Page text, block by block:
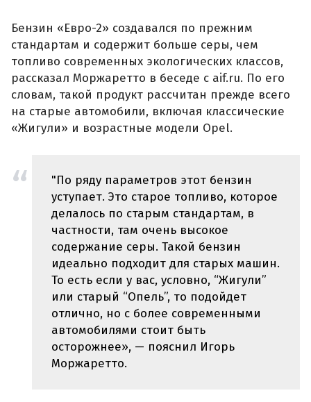
Бензин «Евро-2» создавался по прежним
стандартам и содержит больше серы, чем
топливо современных экологических классов,
рассказал Моржаретто в беседе с aif.ru. По его
словам, такой продукт рассчитан прежде всего
на старые автомобили, включая классические
«Жигули» и возрастные модели Opel.
"По ряду параметров этот бензин
уступает. Это старое топливо, которое
делалось по старым стандартам, в
частности, там очень высокое
содержание серы. Такой бензин
идеально подходит для старых машин.
То есть если у вас, условно, “Жигули”
или старый “Опель”, то подойдет
отлично, но с более современными
автомобилями стоит быть
осторожнее», — пояснил Игорь
Моржаретто.